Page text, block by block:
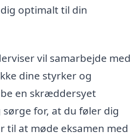
optimalt til din
vil samarbejde med
dine styrker og
en skræddersyet
for, at du føler dig
til at møde eksamen med